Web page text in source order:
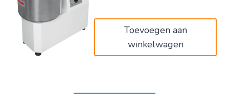
Toevoegen aan
winkelwagen